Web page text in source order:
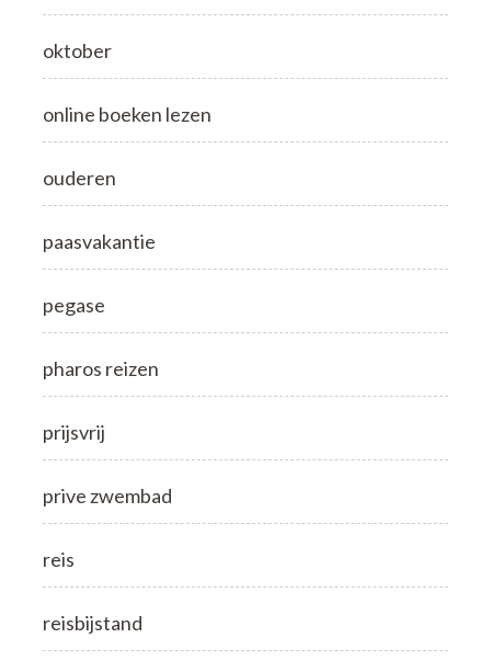
oktober
online boeken lezen
ouderen
paasvakantie
pegase
pharos reizen
prijsvrij
prive zwembad
reis
reisbijstand